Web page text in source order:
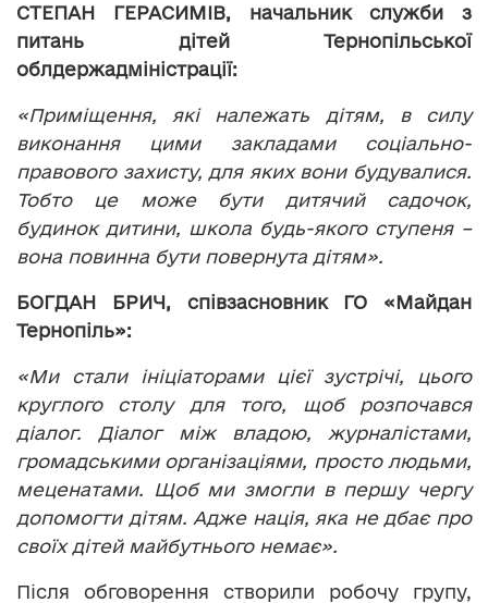
СТЕПАН ГЕРАСИМІВ, начальник служби з
питань дітей Тернопільської
облдержадміністрації:
«Приміщення, які належать дітям, в силу
виконання цими закладами соціально-
правового захисту, для яких вони будувалися.
Тобто це може бути дитячий садочок,
будинок дитини, школа будь-якого ступеня –
вона повинна бути повернута дітям».
БОГДАН БРИЧ, співзасновник ГО «Майдан
Тернопіль»:
«Ми стали ініціаторами цієї зустрічі, цього
круглого столу для того, щоб розпочався
діалог. Діалог між владою, журналістами,
громадськими організаціями, просто людьми,
меценатами. Щоб ми змогли в першу чергу
допомогти дітям. Адже нація, яка не дбає про
своїх дітей майбутнього немає».
Після обговорення створили робочу групу,